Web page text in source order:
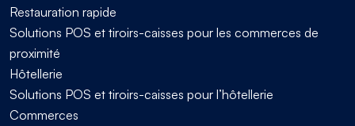
Restauration rapide
Solutions POS et tiroirs-caisses pour les commerces de
proximité
Hôtellerie
Solutions POS et tiroirs-caisses pour l’hôtellerie
Commerces